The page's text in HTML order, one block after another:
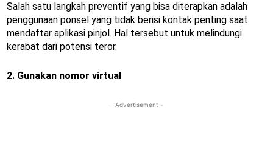
Salah satu langkah preventif yang bisa diterapkan adalah
penggunaan ponsel yang tidak berisi kontak penting saat
mendaftar aplikasi pinjol. Hal tersebut untuk melindungi
kerabat dari potensi teror.
2. Gunakan nomor virtual
- Advertisement -